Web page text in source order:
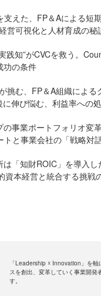
支えた、FP＆Aによる短
営可視化と人材育成の秘
践知”がCVCを救う。
功の条件
挑む、FP＆A組織による
伸び悩む、利益率への
の事業ポートフォリオ変
と事業会社の「戦略対
は「知財ROIC」を導入
資本経営と統合する挑戦
「Leadership ☓ Innovation」を
スを創出、変革していく事業開発
す。